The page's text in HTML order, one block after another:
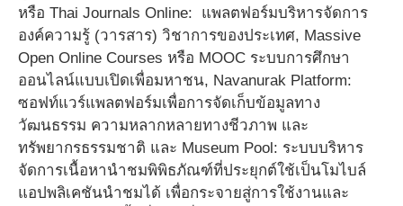
หรือ Thai Journals Online: แพลตฟอร์มบริหารจัดการ
องค์ความรู้ (วารสาร) วิชาการของประเทศ, Massive
Open Online Courses หรือ MOOC ระบบการศึกษา
ออนไลน์แบบเปิดเพื่อมหาชน, Navanurak Platform:
ซอฟท์แวร์แพลตฟอร์มเพื่อการจัดเก็บข้อมูลทาง
วัฒนธรรม ความหลากหลายทางชีวภาพ และ
ทรัพยากรธรรมชาติ และ Museum Pool: ระบบบริหาร
จัดการเนื้อหานำชมพิพิธภัณฑ์ที่ประยุกต์ใช้เป็นโมไบล์
แอปพลิเคชันนำชมได้ เพื่อกระจายสู่การใช้งานและ